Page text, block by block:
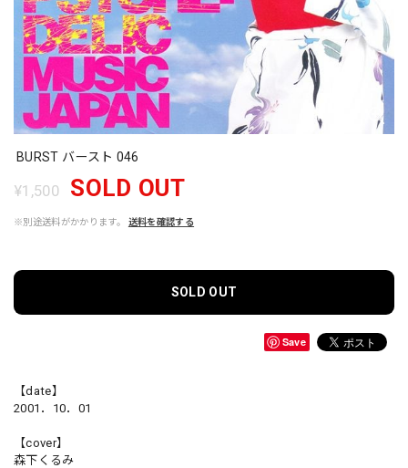
BURST バースト 046
¥1,500 SOLD OUT
※別途送料がかかります。 送料を確認する
SOLD OUT
Save
【date】
2001．10．01
【cover】
森下くるみ